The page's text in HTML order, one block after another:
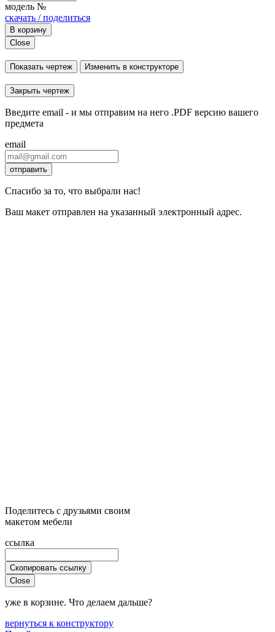
модель №
скачать / поделиться
В корзину
Close
Показать чертеж Изменить в конструкторе
Закрыть чертеж
Введите email - и мы отправим на него .PDF версию вашего
предмета
email
отправить
Спасибо за то, что выбрали нас!
Ваш макет отправлен на указанный электронный адрес.
Поделитесь с друзьями своим
макетом мебели
ссылка
Скопировать ссылку
Close
уже в корзине. Что делаем дальше?
вернуться к конструктору